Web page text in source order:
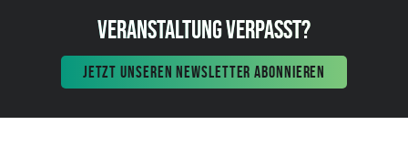
VERANSTALTUNG VERPASST?
JETZT UNSEREN NEWSLETTER ABONNIEREN